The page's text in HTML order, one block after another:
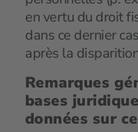
en vertu du droit
dans ce dernier
après la
Remarques
bases
données sur